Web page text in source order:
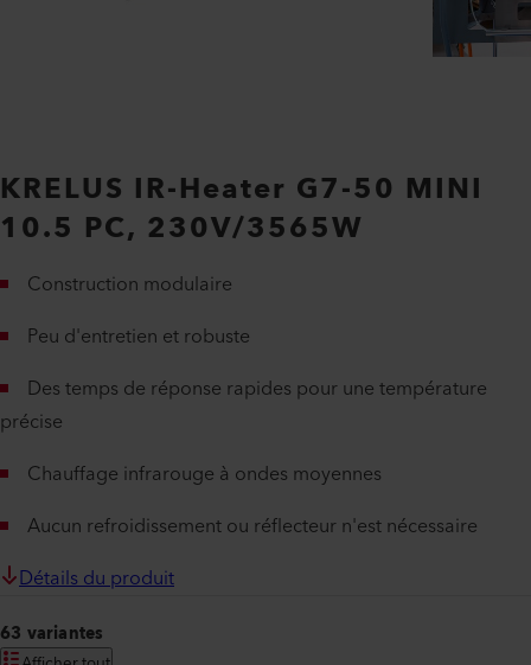
KRELUS IR-Heater G7-50 MINI
10.5 PC, 230V/3565W
Construction modulaire
Peu d'entretien et robuste
Des temps de réponse rapides pour une température
précise
Chauffage infrarouge à ondes moyennes
Aucun refroidissement ou réflecteur n'est nécessaire
Détails du produit
63 variantes